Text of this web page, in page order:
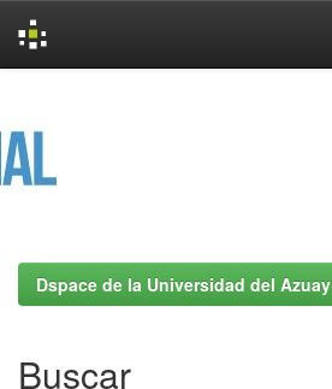
Dspace de la Universidad del Azuay
Buscar